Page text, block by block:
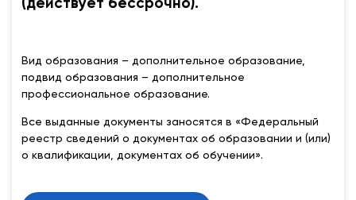
(действует бессрочно).
Вид образования – дополнительное образование,
подвид образования – дополнительное
профессиональное образование.
Все выданные документы заносятся в «Федеральный
реестр сведений о документах об образовании и (или)
о квалификации, документах об обучении».